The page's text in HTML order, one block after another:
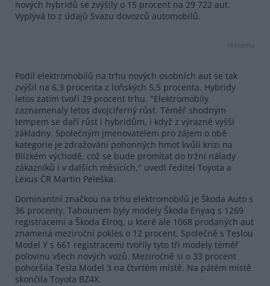
nových hybridů se zvýšily o 15 procent na 29 722 aut.
Vyplývá to z údajů Svazu dovozců automobilů.
reklama
Podíl elektromobilů na trhu nových osobních aut se tak
zvýšil na 6,3 procenta z loňských 5,5 procenta. Hybridy
letos zatím tvoří 29 procent trhu. "Elektromobily
zaznamenaly letos dvojciferný růst. Téměř shodným
tempem se daří růst i hybridům, i když z výrazně vyšší
základny. Společným jmenovatelem pro zájem o obě
kategorie je zdražování pohonných hmot kvůli krizi na
Blízkém východě, což se bude promítat do tržní nálady
zákazníků i v dalších měsících," uvedl ředitel Toyota a
Lexus ČR Martin Peleška.
Dominantní značkou na trhu elektromobilů je Škoda Auto s
36 procenty. Tahounem byly modely Škoda Enyaq s 1269
registracemi a Škoda Elroq, u které ale 1068 prodaných aut
znamená meziroční pokles o 12 procent. Společně s Teslou
Model Y s 661 registracemi tvořily tyto tři modely téměř
polovinu všech nových vozů. Meziročně si o 33 procent
pohoršila Tesla Model 3 na čtvrtém místě. Na pátém místě
skončila Toyota BZ4X.